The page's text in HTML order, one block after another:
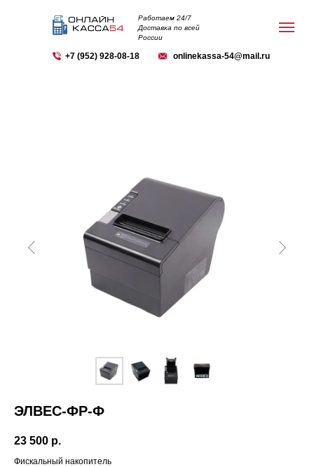
+7 (952) 928-08-18 onlinekassa-54@mail.ru
Работаем 24/7
Доставка по всей
России
ЭЛВЕС-ФР-Ф
23 500 р.
Фискальный накопитель